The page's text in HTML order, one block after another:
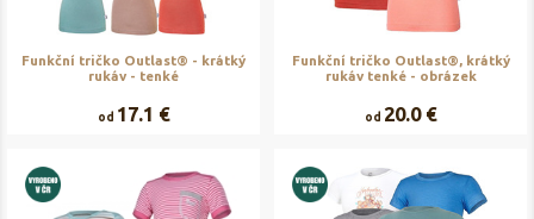
Funkční tričko Outlast® - krátký
rukáv - tenké
od 17.1 €
Funkční tričko Outlast®, krátký
rukáv tenké - obrázek
od 20.0 €